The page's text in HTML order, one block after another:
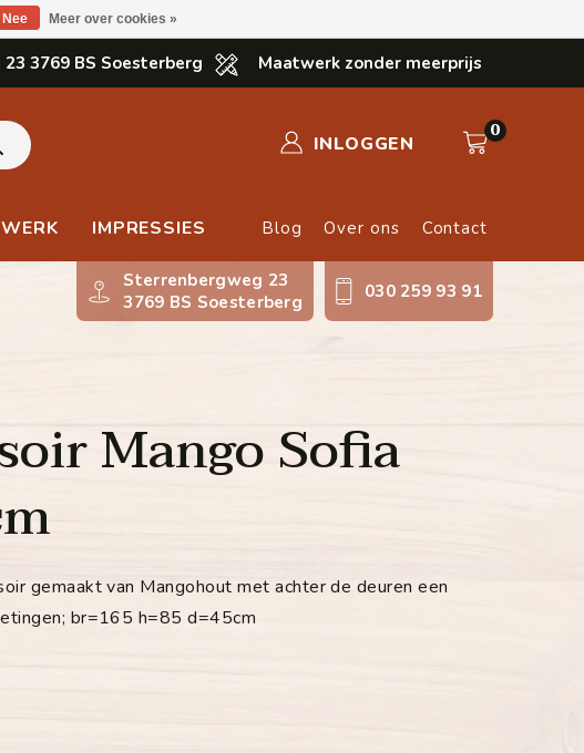
3769 BS Soesterberg Maatwerk zonder meerprijs
INLOGGEN
0
IMPRESSIES Blog Over ons Contact
Sterrenbergweg 23
3769 BS Soesterberg
030 259 93 91
Mango Sofia
gemaakt van Mangohout met achter de deuren een
br=165 h=85 d=45cm
Nee Meer over cookies »